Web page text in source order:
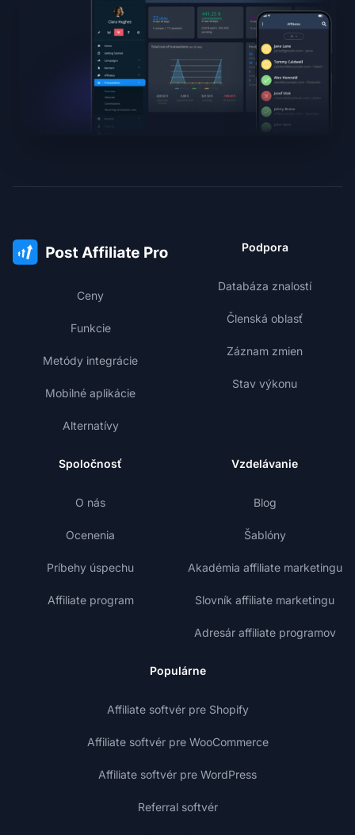
Ceny
Funkcie
Metódy integrácie
Mobilné aplikácie
Alternatívy
Podpora
Databáza znalostí
Členská oblasť
Záznam zmien
Stav výkonu
Spoločnosť
O nás
Ocenenia
Príbehy úspechu
Affiliate program
Vzdelávanie
Blog
Šablóny
Akadémia affiliate marketingu
Slovník affiliate marketingu
Adresár affiliate programov
Populárne
Affiliate softvér pre Shopify
Affiliate softvér pre WooCommerce
Affiliate softvér pre WordPress
Referral softvér